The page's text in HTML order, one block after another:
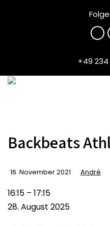
+49
Backbeats
16. November 2021 André
Backbeats
Athletics
16:15 – 17:15
28. August 2025